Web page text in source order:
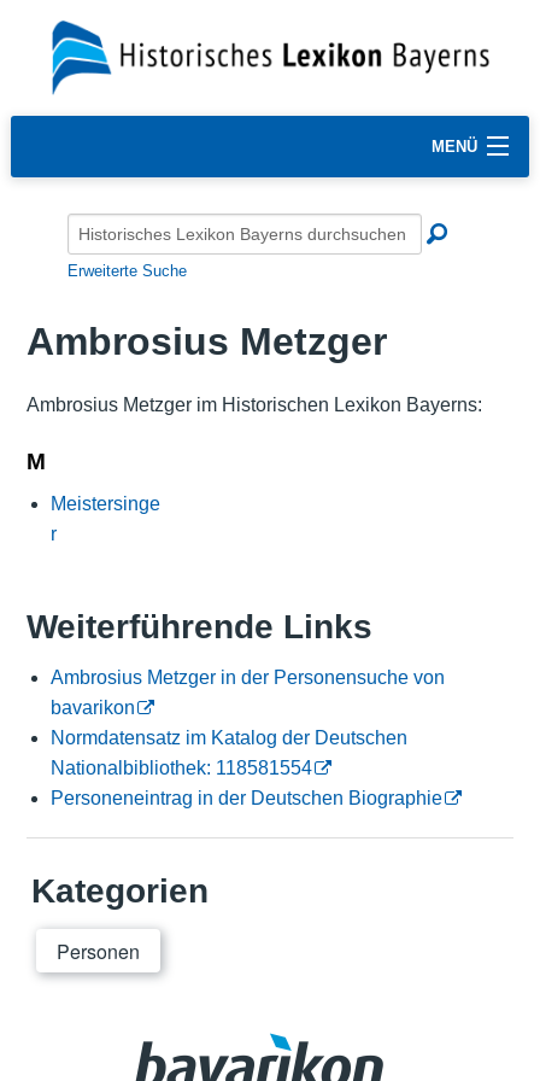
MENÜ
Erweiterte Suche
Ambrosius Metzger
Ambrosius Metzger im Historischen Lexikon Bayerns:
M
Meistersinge
r
Weiterführende Links
Ambrosius Metzger in der Personensuche von
bavarikon
Normdatensatz im Katalog der Deutschen
Nationalbibliothek: 118581554
Personeneintrag in der Deutschen Biographie
Kategorien
Personen